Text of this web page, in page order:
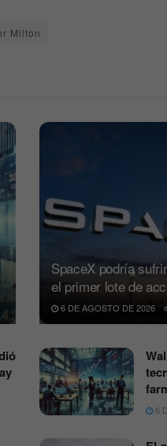
Milton
SpaceX podría
el primer lote de
6 DE AGOSTO DE 2026
6